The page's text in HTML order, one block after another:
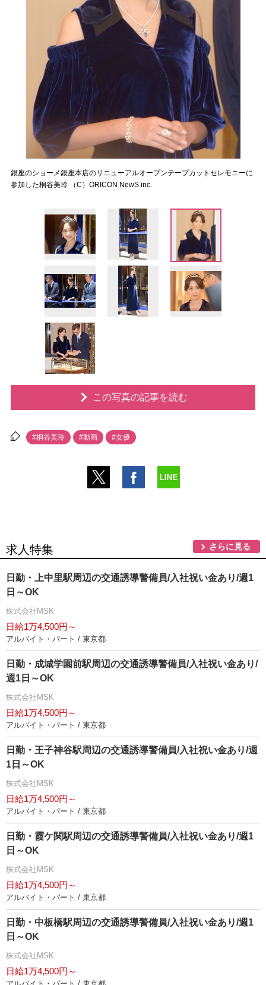
銀座のショーメ銀座本店のリニューアルオープンテープカットセレモニーに
参加した桐谷美玲 （C）ORICON NewS inc.
この写真の記事を読む
#桐谷美玲 #動画 #女優
求人特集 さらに見る
日勤・上中里駅周辺の交通誘導警備員/入社祝い金あり/週1
日～OK
株式会社MSK
日給1万4,500円～
アルバイト・パート / 東京都
日勤・成城学園前駅周辺の交通誘導警備員/入社祝い金あり/
週1日～OK
株式会社MSK
日給1万4,500円～
アルバイト・パート / 東京都
日勤・王子神谷駅周辺の交通誘導警備員/入社祝い金あり/週
1日～OK
株式会社MSK
日給1万4,500円～
アルバイト・パート / 東京都
日勤・霞ケ関駅周辺の交通誘導警備員/入社祝い金あり/週1
日～OK
株式会社MSK
日給1万4,500円～
アルバイト・パート / 東京都
日勤・中板橋駅周辺の交通誘導警備員/入社祝い金あり/週1
日～OK
株式会社MSK
日給1万4,500円～